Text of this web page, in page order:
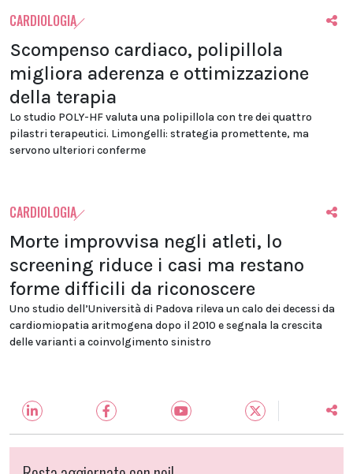
CARDIOLOGIA
Scompenso cardiaco, polipillola
migliora aderenza e ottimizzazione
della terapia
Lo studio POLY-HF valuta una polipillola con tre dei quattro
pilastri terapeutici. Limongelli: strategia promettente, ma
servono ulteriori conferme
CARDIOLOGIA
Morte improvvisa negli atleti, lo
screening riduce i casi ma restano
forme difficili da riconoscere
Uno studio dell’Università di Padova rileva un calo dei decessi da
cardiomiopatia aritmogena dopo il 2010 e segnala la crescita
delle varianti a coinvolgimento sinistro